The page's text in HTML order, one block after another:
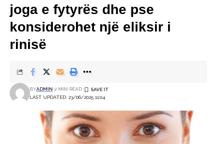
joga e fytyrës dhe pse
konsiderohet një eliksir i
rinisë
LAST UPDATED: 23/06/2025 11:04
BYADMIN 2 MIN READ